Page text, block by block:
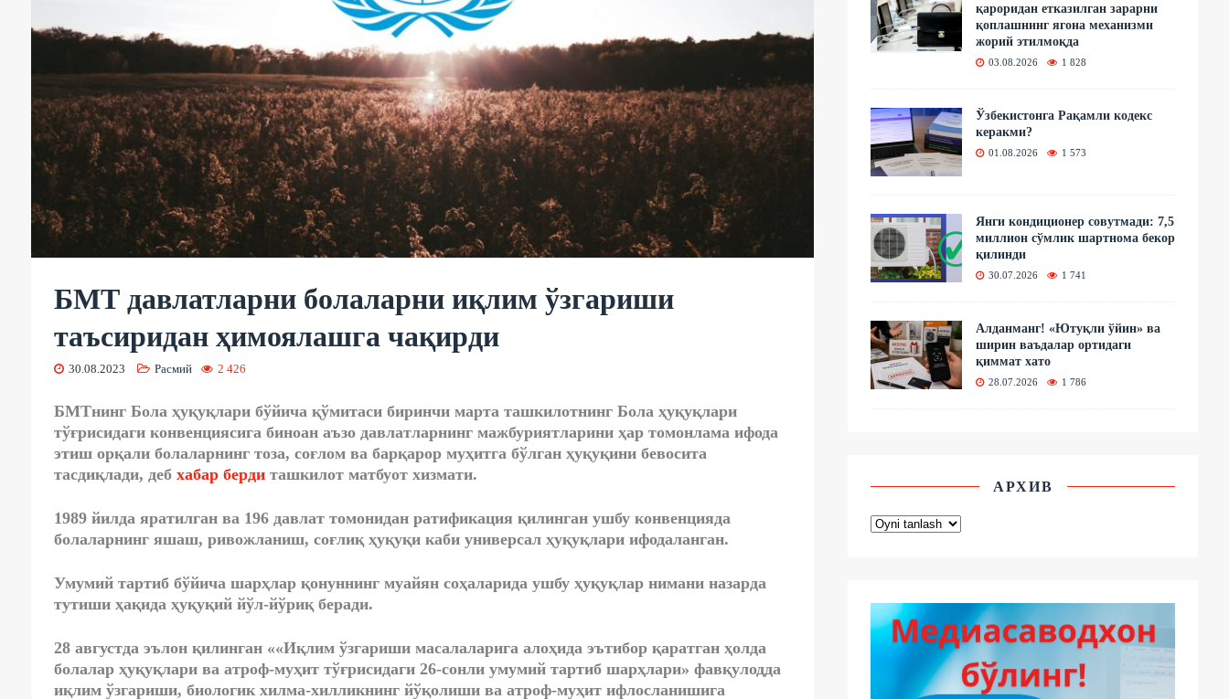
БМТ давлатларни болаларни иқлим ўзгариши
таъсиридан ҳимоялашга чақирди
30.08.2023 Расмий 2 426
БМТнинг Бола ҳуқуқлари бўйича қўмитаси биринчи марта ташкилотнинг Бола ҳуқуқлари
тўғрисидаги конвенциясига биноан аъзо давлатларнинг мажбуриятларини ҳар томонлама ифода
этиш орқали болаларнинг тоза, соғлом ва барқарор муҳитга бўлган ҳуқуқини бевосита
тасдиқлади, деб хабар бердиташкилот матбуот хизмати.
1989 йилда яратилган ва 196 давлат томонидан ратификация қилинган ушбу конвенцияда
болаларнинг яшаш, ривожланиш, соғлиқ ҳуқуқи каби универсал ҳуқуқлари ифодаланган.
Умумий тартиб бўйича шарҳлар қонуннинг муайян соҳаларида ушбу ҳуқуқлар нимани назарда
тутиши ҳақида ҳуқуқий йўл-йўриқ беради.
28 августда эълон қилинган ««Иқлим ўзгариши масалаларига алоҳида эътибор қаратган ҳолда
болалар ҳуқуқлари ва атроф-муҳит тўғрисидаги 26-сонли умумий тартиб шарҳлари» фавқулодда
иқлим ўзгариши, биологик хилма-хилликнинг йўқолиши ва атроф-муҳит ифлосланишига
қароридан етказилган зарарни
қоплашнинг ягона механизми
жорий этилмоқда
03.08.2026 1 828
Ўзбекистонга Рақамли кодекс
керакми?
01.08.2026 1 573
Янги кондиционер совутмади: 7,5
миллион сўмлик шартнома бекор
қилинди
30.07.2026 1 741
Алданманг! «Ютуқли ўйин» ва
ширин ваъдалар ортидаги
қиммат хато
28.07.2026 1 786
АРХИВ